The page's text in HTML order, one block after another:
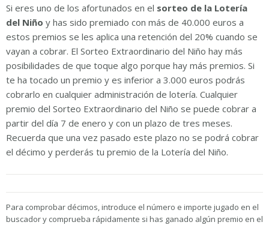
Si eres uno de los afortunados en el sorteo de la Lotería
del Niño y has sido premiado con más de 40.000 euros a
estos premios se les aplica una retención del 20% cuando se
vayan a cobrar. El Sorteo Extraordinario del Niño hay más
posibilidades de que toque algo porque hay más premios. Si
te ha tocado un premio y es inferior a 3.000 euros podrás
cobrarlo en cualquier administración de lotería. Cualquier
premio del Sorteo Extraordinario del Niño se puede cobrar a
partir del día 7 de enero y con un plazo de tres meses.
Recuerda que una vez pasado este plazo no se podrá cobrar
el décimo y perderás tu premio de la Lotería del Niño.
Para comprobar décimos, introduce el número e importe jugado en el
buscador y comprueba rápidamente si has ganado algún premio en el